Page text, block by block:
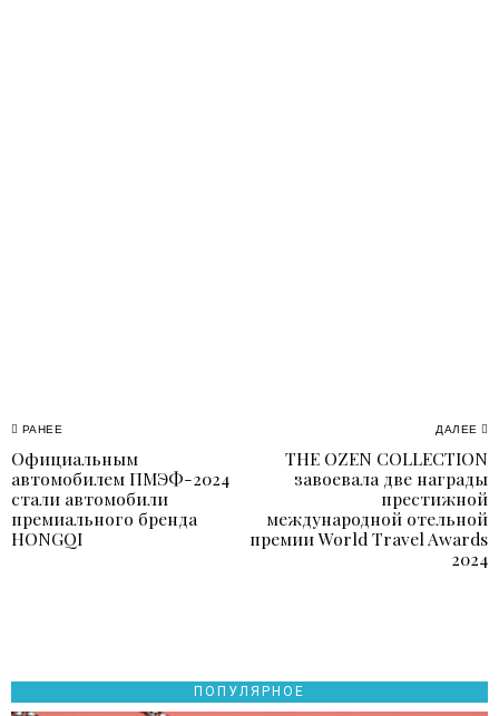
Навигация
по
записям
РАНЕЕ
Previous
post:
Официальным
автомобилем ПМЭФ-2024
стали автомобили
премиального бренда
HONGQI
ДАЛЕЕ
THE OZEN COLLECTION
завоевала две награды
престижной
международной отельной
премии World Travel Awards
2024
ПОПУЛЯРНОЕ